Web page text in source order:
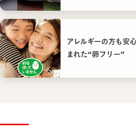
アレルギーの方も安
まれた“卵フリー”